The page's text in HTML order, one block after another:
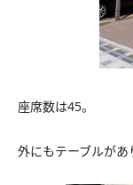
座席数は45。
外にもテーブルがあ